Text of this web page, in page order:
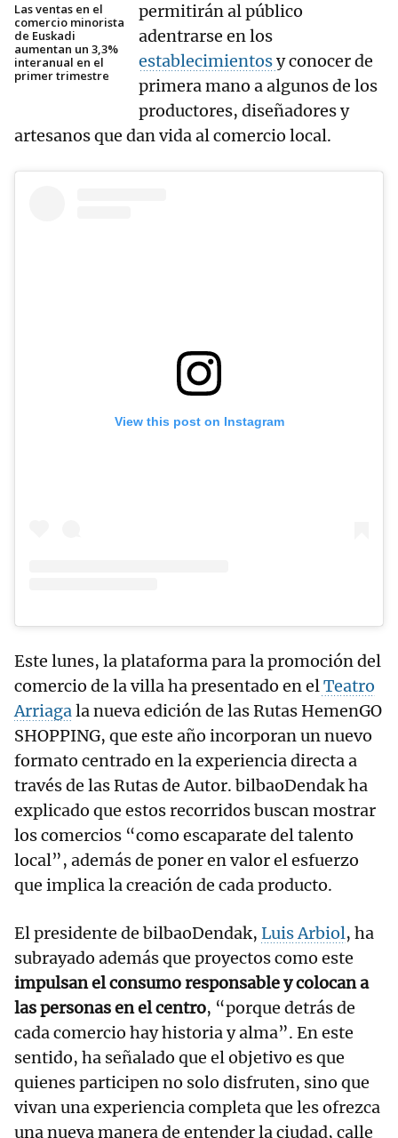
Las ventas en el
comercio minorista
de Euskadi
aumentan un 3,3%
interanual en el
primer trimestre
permitirán al público
adentrarse en los
establecimientosy conocer de
primera mano a algunos de los
productores, diseñadores y
artesanos que dan vida al comercio local.
View this post on Instagram
Este lunes, la plataforma para la promoción del
comercio de la villa ha presentado en elTeatro
Arriagala nueva edición de las Rutas HemenGO
SHOPPING, que este año incorporan un nuevo
formato centrado en la experiencia directa a
través de las Rutas de Autor. bilbaoDendak ha
explicado que estos recorridos buscan mostrar
los comercios “como escaparate del talento
local”, además de poner en valor el esfuerzo
que implica la creación de cada producto.
El presidente de bilbaoDendak, Luis Arbiol, ha
subrayado además que proyectos como este
impulsan el consumo responsable y colocan a
las personas en el centro, “porque detrás de
cada comercio hay historia y alma”. En este
sentido, ha señalado que el objetivo es que
quienes participen no solo disfruten, sino que
vivan una experiencia completa que les ofrezca
una nueva manera de entender la ciudad, calle